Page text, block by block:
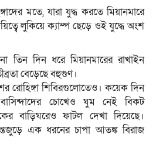
মতে, যারা যুদ্ধ করতে মিয়ানমারে
লুকিয়ে ক্যাম্প ছেড়ে ওই যুদ্ধে অংশ
তিন দিন ধরে মিয়ানমারের রাখাইন
বেড়েছে বহুগুণ।
রোহিঙ্গা শিবিরগুলোতেও। কয়েক দিন
বাসিন্দাদের চোখেও ঘুম নেই বিকট
বাড়িঘরেও ফাটল দেখা দিয়েছে।
এক ধরনের চাপা আতঙ্ক বিরাজ